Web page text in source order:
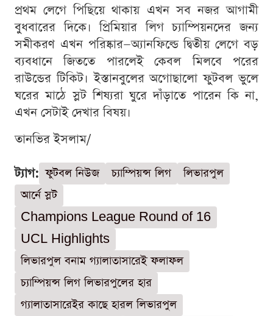
প্রথম লেগে পিছিয়ে থাকায় এখন সব নজর আগামী
বুধবারের দিকে। প্রিমিয়ার লিগ চ্যাম্পিয়নদের জন্য
সমীকরণ এখন পরিষ্কার—অ্যানফিল্ডে দ্বিতীয় লেগে বড়
ব্যবধানে জিততে পারলেই কেবল মিলবে পরের
রাউন্ডের টিকিট। ইস্তানবুলের অগোছালো ফুটবল ভুলে
ঘরের মাঠে স্লট শিষ্যরা ঘুরে দাঁড়াতে পারেন কি না,
এখন সেটাই দেখার বিষয়।
তানভির ইসলাম/
ট্যাগ: ফুটবল নিউজ চ্যাম্পিয়ন্স লিগ
লিভারপুল
আর্নে স্লট
Champions League Round of 16
UCL Highlights
লিভারপুল বনাম গ্যালাতাসারেই ফলাফল
চ্যাম্পিয়ন্স লিগ লিভারপুলের হার
গ্যালাতাসারেইর কাছে হারল লিভারপুল